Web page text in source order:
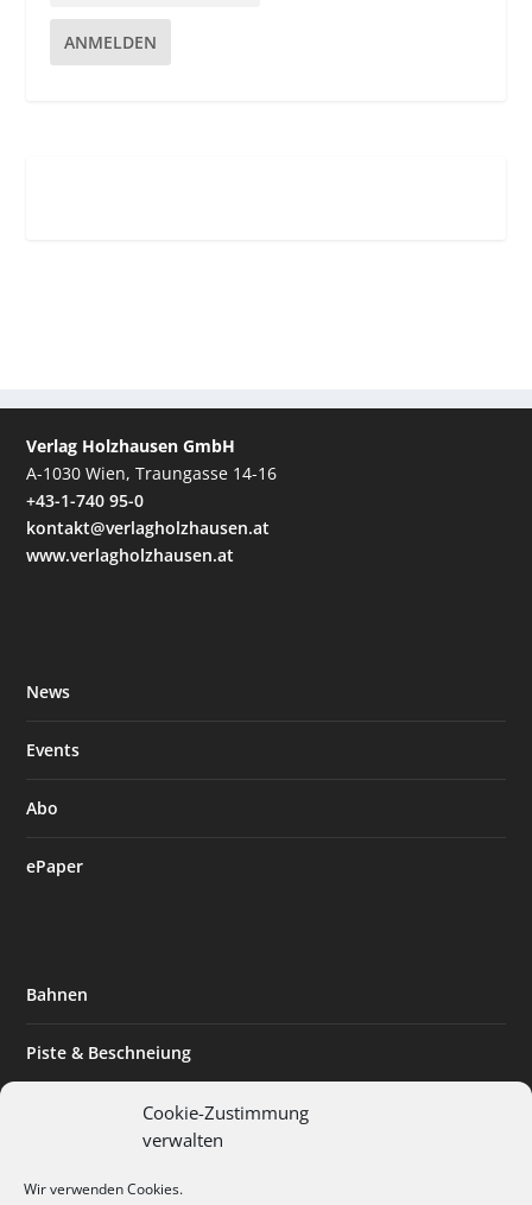
Cookie-Zustimmung
verwalten
Wir verwenden Cookies.
ANMELDEN
Verlag Holzhausen GmbH
A-1030 Wien, Traungasse 14-16
+43-1-740 95-0
kontakt@verlagholzhausen.at
www.verlagholzhausen.at
News
Events
Abo
ePaper
Bahnen
Piste & Beschneiung